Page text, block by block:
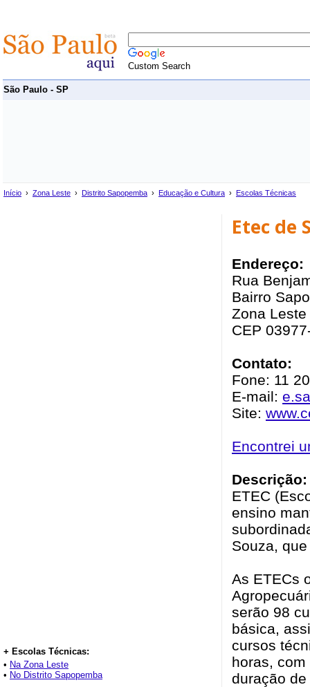
Custom Search
São Paulo - SP
Início › Zona Leste › Distrito Sapopemba › Educação e Cultura › Escolas Técnicas
+ Escolas Técnicas:
• Na Zona Leste
• No Distrito Sapopemba
Etec de
Endereço:
Rua
Bairro
Zona
CEP
Contato:
Fone: 11
E-mail:
Site:
Encontrei
Descrição:
ETEC
ensino
Souza,
As ETECs
serão 98
básica,
cursos
horas,
duração